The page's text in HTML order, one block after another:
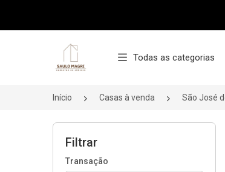
Página inicial
Todas as categorias
Início Casas à venda São José
Filtrar
Transação